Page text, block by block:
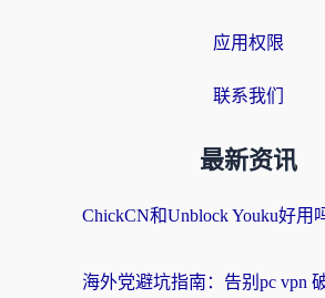
应用权限
联系我们
最新资讯